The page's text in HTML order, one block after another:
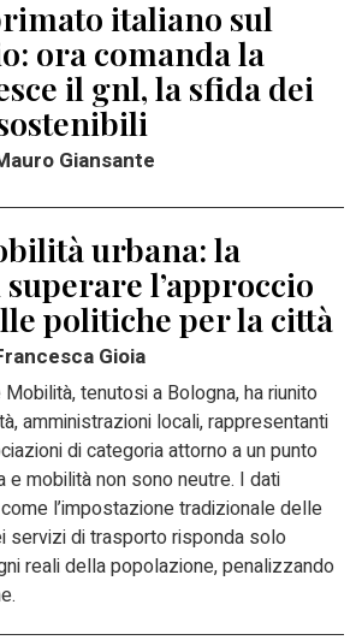
italiano sul
ora comanda la
il gnl, la sfida dei
Giansante
urbana: la
l’approccio
politiche per la città
Gioia
tenutosi a Bologna, ha riunito
amministrazioni locali, rappresentanti
di categoria attorno a un punto
e mobilità non sono neutre. I dati
l’impostazione tradizionale delle
servizi di trasporto risponda solo
reali della popolazione, penalizzando